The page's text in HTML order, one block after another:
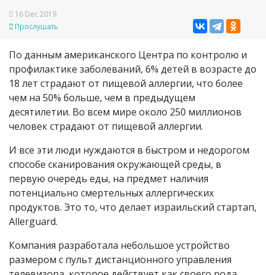
16 Dec 2019
Прослушать
По данным американского Центра по контролю и
профилактике заболеваний, 6% детей в возрасте до
18 лет страдают от пищевой аллергии, что более
чем на 50% больше, чем в предыдущем
десятилетии. Во всем мире около 250 миллионов
человек страдают от пищевой аллергии.
И все эти люди нуждаются в быстром и недорогом
способе сканирования окружающей среды, в
первую очередь еды, на предмет наличия
потенциально смертельных аллергических
продуктов. Это то, что делает израильский стартап,
Allerguard.
Компания разработала небольшое устройство
размером с пульт дистанционного управления